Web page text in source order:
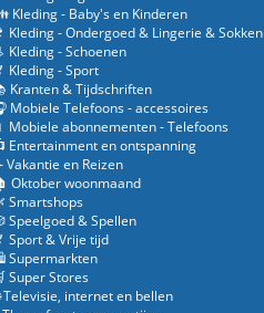
Kleding - Baby's en Kinderen
Kleding - Ondergoed & Lingerie & Sokken
Kleding - Schoenen
Kleding - Sport
Kranten & Tijdschriften
Mobiele Telefoons - accessoires
Mobiele abonnementen - Telefoons
Entertainment en ontspanning
Vakantie en Reizen
Oktober woonmaand
Smartshops
Speelgoed & Spellen
Sport & Vrije tijd
Supermarkten
Super Stores
Televisie, internet en bellen